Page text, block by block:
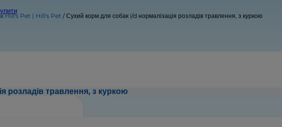
Hill's Pet | Hill's Pet Сухий корм для собак i/d нормалізація розладів травлення, з куркою
розладів травлення, з куркою